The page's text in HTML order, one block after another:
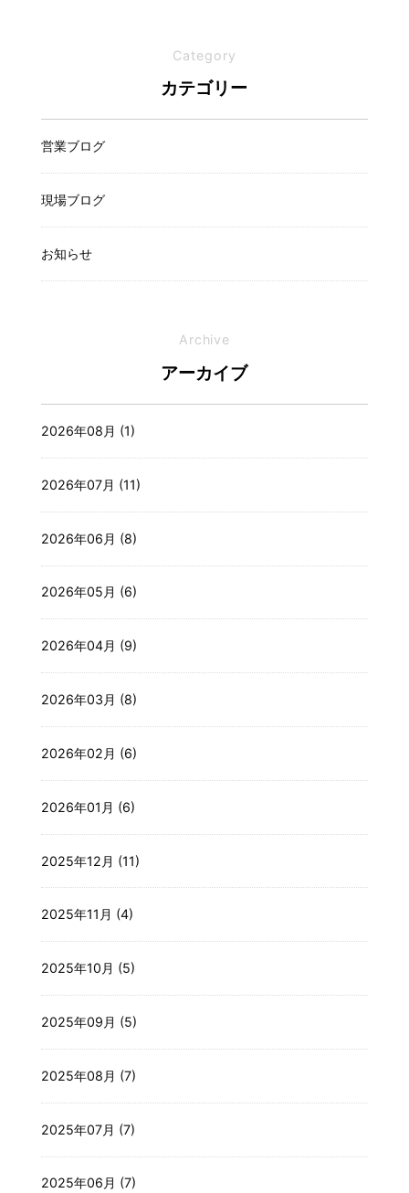
Category
カテゴリー
営業ブログ
現場ブログ
お知らせ
Archive
アーカイブ
2026年08月 (1)
2026年07月 (11)
2026年06月 (8)
2026年05月 (6)
2026年04月 (9)
2026年03月 (8)
2026年02月 (6)
2026年01月 (6)
2025年12月 (11)
2025年11月 (4)
2025年10月 (5)
2025年09月 (5)
2025年08月 (7)
2025年07月 (7)
2025年06月 (7)